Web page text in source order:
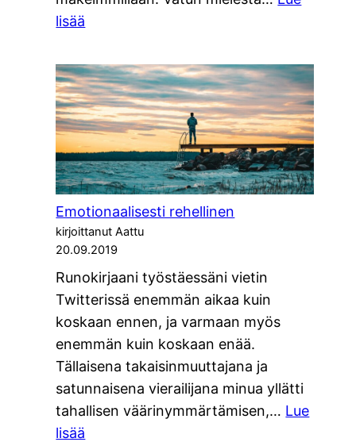
lisää
ja
myskikurpitsaa
Emotionaalisesti rehellinen
kirjoittanut Aattu
20.09.2019
Runokirjaani työstäessäni vietin
Twitterissä enemmän aikaa kuin
koskaan ennen, ja varmaan myös
enemmän kuin koskaan enää.
Tällaisena takaisinmuuttajana ja
satunnaisena vierailijana minua yllätti
tahallisen väärinymmärtämisen,… Lue
lisää